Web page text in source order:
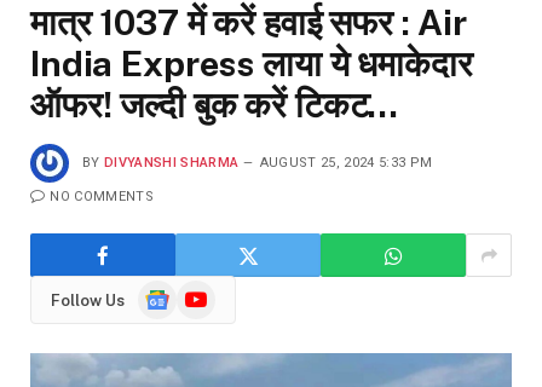
मात्र ₹1037 में करें हवाई सफर : Air
India Express लाया ये धमाकेदार
ऑफर! जल्दी बुक करें टिकट…
BY DIVYANSHI SHARMA AUGUST 25, 2024 5:33 PM
NO COMMENTS
Follow Us
GoogleYouTube